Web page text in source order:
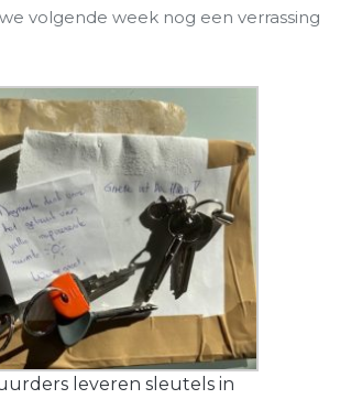
volgende week nog een verrassing
leveren sleutels in